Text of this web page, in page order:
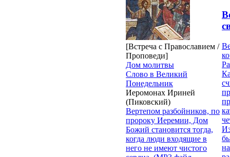
[Встреча с Православием /
Проповеди]
Дом молитвы
Слово в Великий
Понедельник
Иеромонах Ириней
(Пиковский)
Вертепом разбойников, по
пророку Иеремии, Дом
Божий становится тогда,
когда люди входящие в
него не имеют чистого